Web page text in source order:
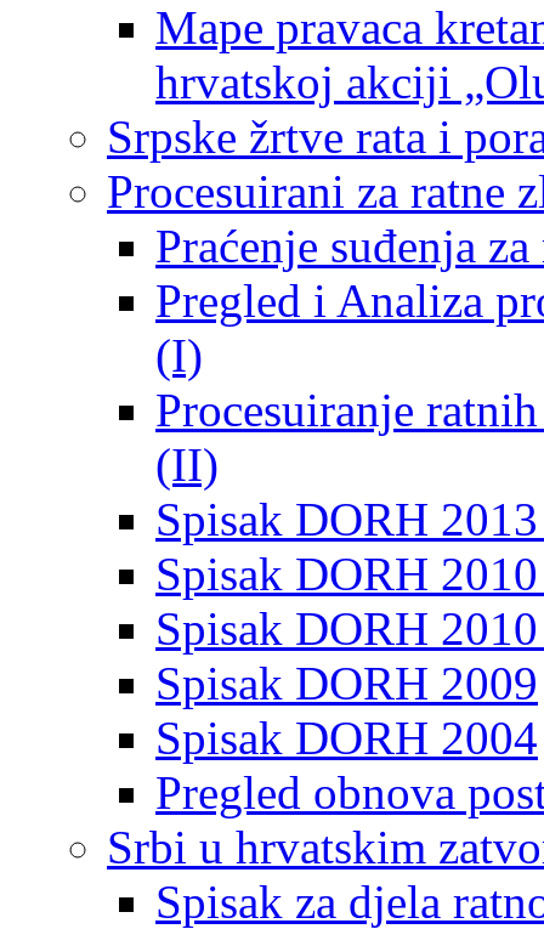
Mape pravaca
hrvatskoj akciji
Srpske žrtve rata i
Procesuirani za ratne
Praćenje suđenja
Pregled i Analiza
(I)
Procesuiranje
(II)
Spisak DORH
Spisak DORH
Spisak DORH
Spisak DORH 2009
Spisak DORH 2004
Pregled obnova
Srbi u hrvatskim
Spisak za djela